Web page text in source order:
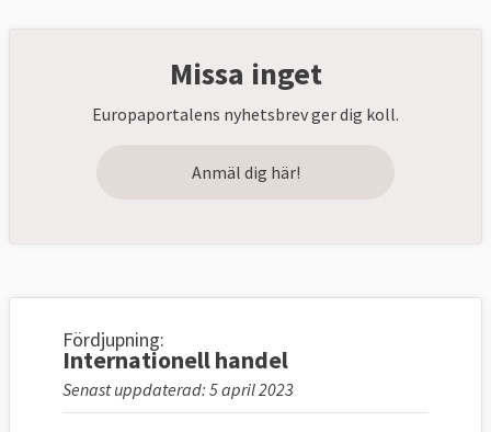
Missa inget
Europaportalens nyhetsbrev ger dig koll.
Anmäl dig här!
Fördjupning:
Internationell handel
Senast uppdaterad: 5 april 2023